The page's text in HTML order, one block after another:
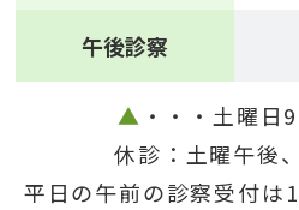
午後診察
▲ ・・・土曜日
休診：土曜午後
平日の午前の診察受付は